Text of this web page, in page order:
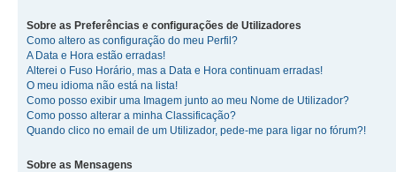
Sobre as Preferências e configurações de Utilizadores
Como altero as configuração do meu Perfil?
A Data e Hora estão erradas!
Alterei o Fuso Horário, mas a Data e Hora continuam erradas!
O meu idioma não está na lista!
Como posso exibir uma Imagem junto ao meu Nome de Utilizador?
Como posso alterar a minha Classificação?
Quando clico no email de um Utilizador, pede-me para ligar no fórum?!
Sobre as Mensagens